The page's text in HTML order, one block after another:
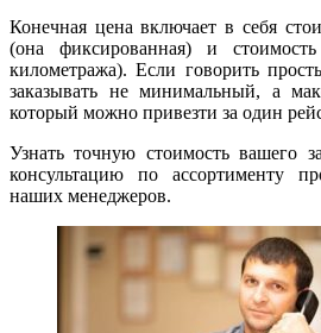
Конечная цена включает в себя
(она фиксированная) и
километража). Если говорить
заказывать не минимальный, а
который можно привезти за один
Узнать точную стоимость вашего
консультацию по ассортименту
наших менеджеров.